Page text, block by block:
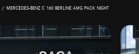
MERCEDES-BENZ C 160 BERLINE AMG PACK NIGHT